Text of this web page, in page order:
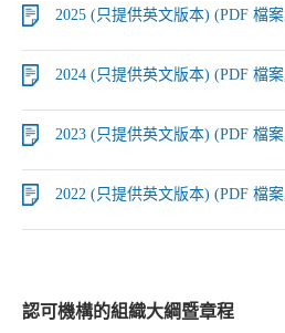
2025 (只提供英文版本) (PDF 檔
2024 (只提供英文版本) (PDF 檔
2023 (只提供英文版本) (PDF 檔
2022 (只提供英文版本) (PDF 檔
認可機構的組織大綱暨章程